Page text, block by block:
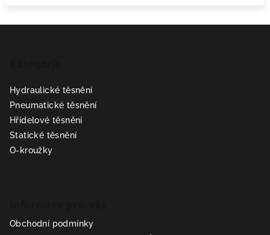
Hydraulické těsnění
Pneumatické těsnění
Hřídelové těsnění
Statické těsnění
O-kroužky
Obchodní podmínky